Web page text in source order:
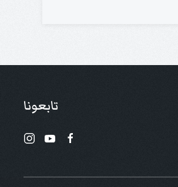
تابعونا